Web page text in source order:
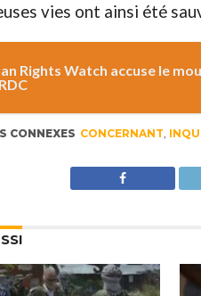
vies ont ainsi été
Rights Watch accuse le
CONNEXES CONCERNANT,